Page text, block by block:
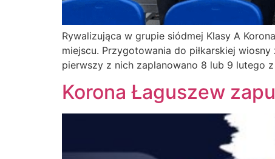
Rywalizująca w grupie siódmej Klasy A
miejscu. Przygotowania do piłkarskiej
pierwszy z nich zaplanowano 8 lub 9 lutego
Korona Łaguszew